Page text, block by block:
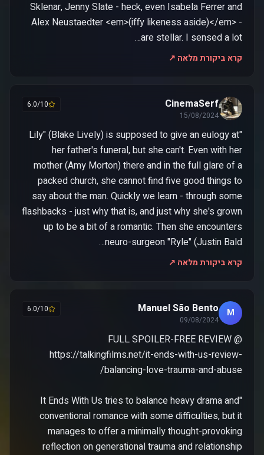
Sklenar, Jenny Slate - heck, even Isabela Ferrer and
Alex Neustaedter <em>(iffy likeness aside)</em> -
are stellar. I sensed a lot…
קרא ביקורת מלאה ↗
CinemaSerf
15/08/2024
6.0/10
"Lily" (Blake Lively) is supposed to give an eulogy at
her father's funeral, but she can't. Even with her
mother (Amy Morton) there and in the full glare of a
packed church, she cannot find five good things to
say about the man. Quickly we learn - through some
flashbacks - just why that is, and just why she's grown
up to be a bit of a romantic. Then she encounters
neuro-surgeon "Ryle" (Justin Bald…
קרא ביקורת מלאה ↗
M
Manuel São Bento
09/08/2024
6.0/10
FULL SPOILER-FREE REVIEW @
https://talkingfilms.net/it-ends-with-us-review-
"It Ends With Us tries to balance heavy drama and
conventional romance with some difficulties, but it
manages to offer a minimally thought-provoking
reflection on generational trauma and relationship